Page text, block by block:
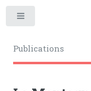
Publications